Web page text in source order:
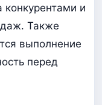
конкурентами и
Также
выполнение
перед